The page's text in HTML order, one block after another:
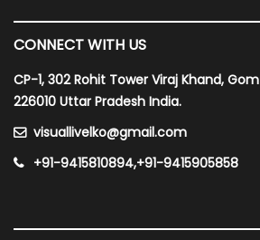
CONNECT WITH US
CP-1, 302 Rohit Tower Viraj Khand,
226010 Uttar Pradesh India.
visuallivelko@gmail.com
+91-9415810894,+91-9415905858